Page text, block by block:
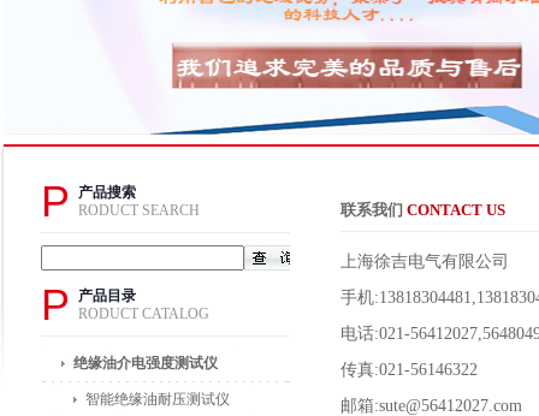
P
产品搜索
RODUCT SEARCH
P
产品目录
RODUCT CATALOG
绝缘油介电强度测试仪
智能绝缘油耐压测试仪
联系我们 CONTACT US
上海徐吉电气有限公司
手机
电话:021-
传真:021-56146322
邮箱:sute@56412027.com